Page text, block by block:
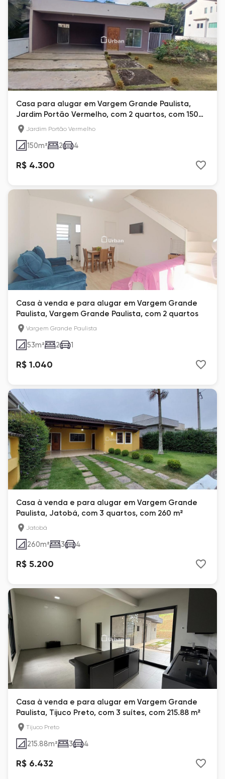
Casa para alugar em Vargem Grande Paulista,
Jardim Portão Vermelho, com 2 quartos, com 150
m² Jardim Portão Vermelho
150m² 2 4
R$ 4.300
Casa à venda e para alugar em Vargem Grande
Paulista, Vargem Grande Paulista, com 2 quartos
Vargem Grande Paulista
53m² 2 1
R$ 1.040
Casa à venda e para alugar em Vargem Grande
Paulista, Jatobá, com 3 quartos, com 260 m²
Jatobá
260m² 3 4
R$ 5.200
Casa à venda e para alugar em Vargem Grande
Paulista, Tijuco Preto, com 3 suítes, com 215.88 m²
Tijuco Preto
215.88m² 3 4
R$ 6.432